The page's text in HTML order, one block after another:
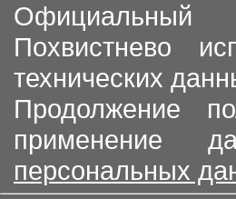
Официальный
Похвистнево
технических
Продолжение
применение
персональных